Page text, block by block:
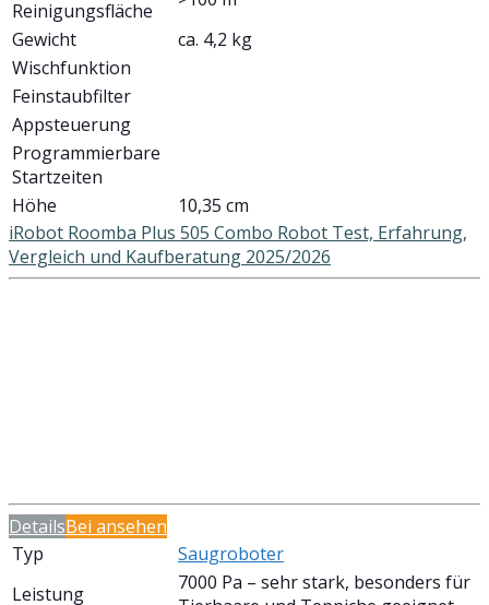
Reinigungsfläche
Gewicht
ca. 4,2 kg
Wischfunktion
Feinstaubfilter
Appsteuerung
Programmierbare
Startzeiten
Höhe
10,35 cm
iRobot Roomba Plus 505 Combo Robot Test, Erfahrung,
Vergleich und Kaufberatung 2025/2026
DetailsBei ansehen
Typ
Saugroboter
Leistung
7000 Pa – sehr stark, besonders für